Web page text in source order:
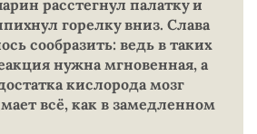
расстегнул палатку и
горелку вниз. Слава
сообразить: ведь в таких
нужна мгновенная, а
кислорода мозг
всё, как в замедленном